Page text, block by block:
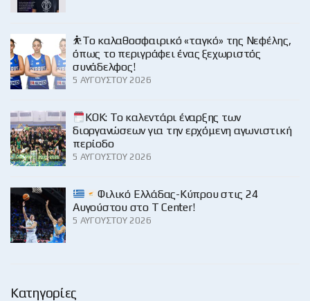
⛹️‍Το καλαθοσφαιρικό «ταγκό» της Νεφέλης,
όπως το περιγράφει ένας ξεχωριστός
συνάδελφος!
5 ΑΥΓΟΎΣΤΟΥ 2026
KOK: Το καλεντάρι έναρξης των
διοργανώσεων για την ερχόμενη αγωνιστική
περίοδο
5 ΑΥΓΟΎΣΤΟΥ 2026
Φιλικό Ελλάδας-Κύπρου στις 24
Αυγούστου στο Τ Center!
5 ΑΥΓΟΎΣΤΟΥ 2026
Κατηγορίες